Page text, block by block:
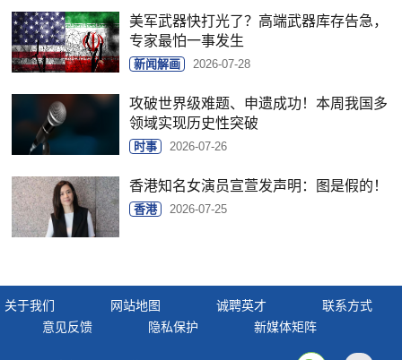
美军武器快打光了？高端武器库存告急，
专家最怕一事发生
新闻解画 2026-07-28
攻破世界级难题、申遗成功！本周我国多
领域实现历史性突破
时事 2026-07-26
香港知名女演员宣萱发声明：图是假的！
香港 2026-07-25
关于我们 网站地图 诚聘英才
联系方式
意见反馈
隐私保护 新媒体矩阵